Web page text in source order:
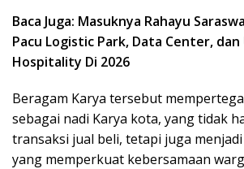
Baca Juga: Masuknya Rahayu
Pacu Logistic Park, Data Center,
Hospitality Di 2026
Beragam Karya tersebut
sebagai nadi Karya kota, yang tidak
transaksi jual beli, tetapi juga
yang memperkuat kebersamaan